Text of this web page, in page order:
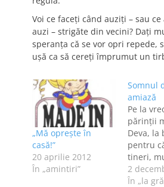
Voi ce faceți când auziți – sau
auzi – strigăte din vecini? Dați
speranța că se vor opri repede,
ușă ca să cereți împrumut un
„Mă opreşte în
casă!”
20 aprilie 2012
În „amintiri”
Somnul
amiază
Pe la
părinţii
Deva, la
pentru
tineri,
buncii
mult
2
În „la